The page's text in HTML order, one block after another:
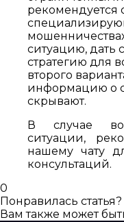
рекомендуется
ситуацию, дать
стратегию для
второго
информацию о
скрывают.
В случае
ситуации,
нашему чату
консультаций.
0
Понравилась
Вам также может